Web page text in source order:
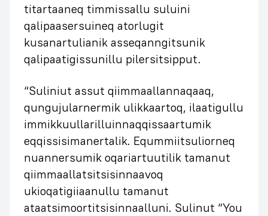
titartaaneq timmissallu suluini
qalipaasersuineq atorlugit
kusanartulianik asseqanngitsunik
qalipaatigissunillu pilersitsipput.
“Suliniut assut qiimmaallannaqaaq,
qungujularnermik ulikkaartoq, ilaatigullu
immikkuullarilluinnaqqissaartumik
eqqissisimanertalik. Eqummiitsuliorneq
nuannersumik oqariartuutilik tamanut
qiimmaallatsitsisinnaavoq
ukioqatigiiaanullu tamanut
ataatsimoortitsisinnaalluni. Sulinut “You